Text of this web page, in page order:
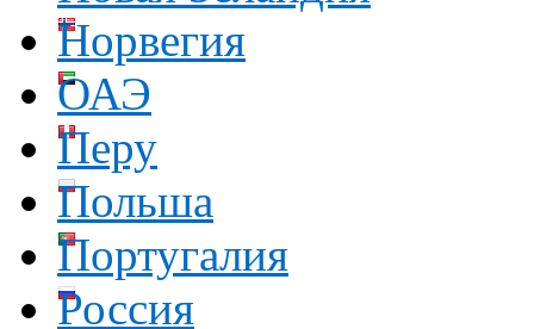
Норвегия
ОАЭ
Перу
Польша
Португалия
Россия